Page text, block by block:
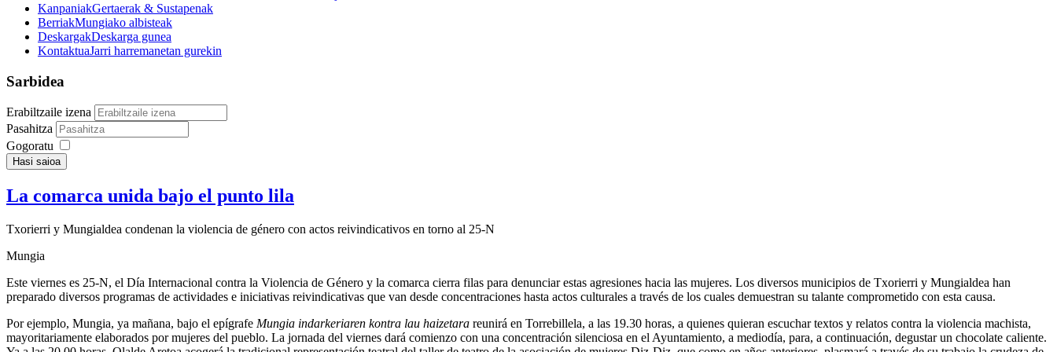
KanpaniakGertaerak & Sustapenak
BerriakMungiako albisteak
DeskargakDeskarga gunea
KontaktuaJarri harremanetan gurekin
Sarbidea
Erabiltzaile izena
Pasahitza
Gogoratu
Hasi saioa
La comarca unida bajo el punto lila
Txorierri y Mungialdea condenan la violencia de género con actos reivindicativos en torno al 25-N
Mungia
Este viernes es 25-N, el Día Internacional contra la Violencia de Género y la comarca cierra filas para denunciar estas agresiones hacia las mujeres. Los diversos municipios de Txorierri y Mungialdea han
preparado diversos programas de actividades e iniciativas reivindicativas que van desde concentraciones hasta actos culturales a través de los cuales demuestran su talante comprometido con esta causa.
Por ejemplo, Mungia, ya mañana, bajo el epígrafe Mungia indarkeriaren kontra lau haizetara reunirá en Torrebillela, a las 19.30 horas, a quienes quieran escuchar textos y relatos contra la violencia machista,
mayoritariamente elaborados por mujeres del pueblo. La jornada del viernes dará comienzo con una concentración silenciosa en el Ayuntamiento, a mediodía, para, a continuación, degustar un chocolate caliente.